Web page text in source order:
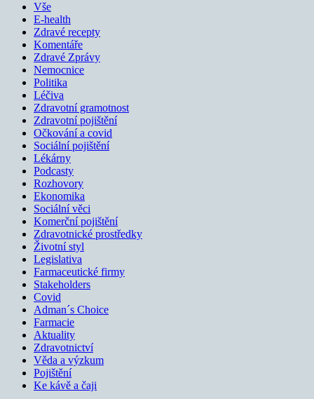
Vše
E-health
Zdravé recepty
Komentáře
Zdravé Zprávy
Nemocnice
Politika
Léčiva
Zdravotní gramotnost
Zdravotní pojištění
Očkování a covid
Sociální pojištění
Lékárny
Podcasty
Rozhovory
Ekonomika
Sociální věci
Komerční pojištění
Zdravotnické prostředky
Životní styl
Legislativa
Farmaceutické firmy
Stakeholders
Covid
Adman´s Choice
Farmacie
Aktuality
Zdravotnictví
Věda a výzkum
Pojištění
Ke kávě a čaji